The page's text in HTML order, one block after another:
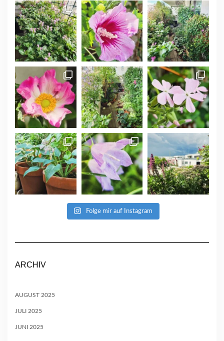
Folge mir auf Instagram
ARCHIV
AUGUST 2025
JULI 2025
JUNI 2025